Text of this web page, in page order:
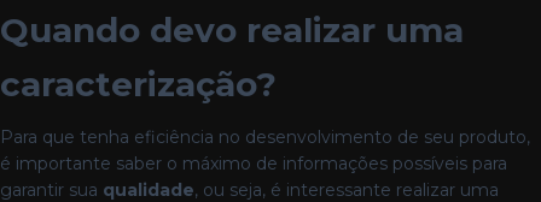
Quando devo realizar uma
caracterização?
Para que tenha eficiência no desenvolvimento de seu produto,
é importante saber o máximo de informações possíveis para
garantir sua qualidade, ou seja, é interessante realizar uma